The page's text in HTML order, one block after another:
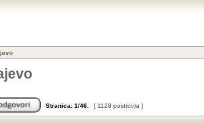
Stranica: 1/46 [ 1128 post(ov)a ]